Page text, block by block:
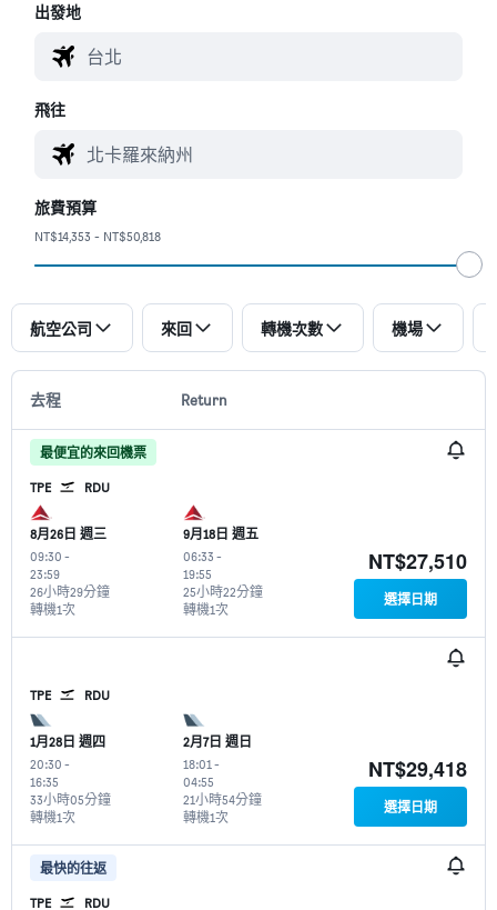
​出發地
飛往
旅費預算
NT$14,353 - NT$50,818
航空公司 來回 轉機次數 機場
去程 Return
最便宜的來回機票
TPE RDU
8月26日 週三
09:30 -
23:59
轉機1次
26小時29分鐘
9月18日 週五
06:33 -
19:55
轉機1次
25小時22分鐘
NT$27,510
選擇日期
TPE RDU
1月28日 週四
20:30 -
16:35
轉機1次
33小時05分鐘
2月7日 週日
18:01 -
04:55
轉機1次
21小時54分鐘
NT$29,418
選擇日期
最快的往返
TPE RDU